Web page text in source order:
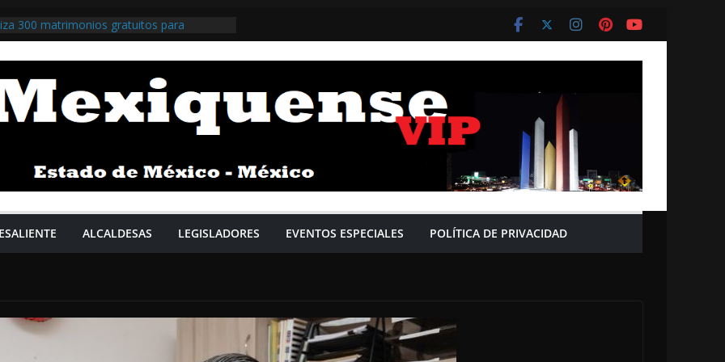
300 matrimonios gratuitos para
/ @isaacsolar @GobNau >>>
impulsa apoyos gratuitos y el
Familiar / @Pedro_RVillegas
/ @Claudiashein @GobiernoMX >>>
para talleres y polvorines buscan
ALCALDESAS LEGISLADORES EVENTOS ESPECIALES POLÍTICA DE PRIVACIDAD